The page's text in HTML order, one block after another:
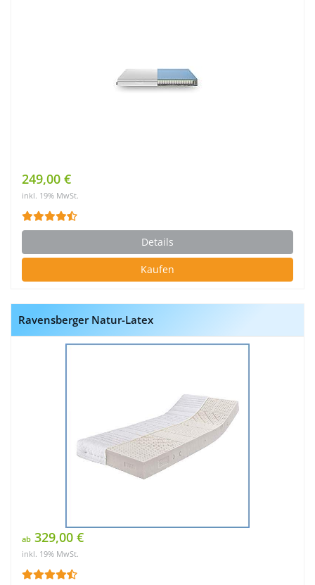
249,00 €
inkl. 19% MwSt.
Details
Kaufen
Ravensberger Natur-Latex
ab 329,00 €
inkl. 19% MwSt.